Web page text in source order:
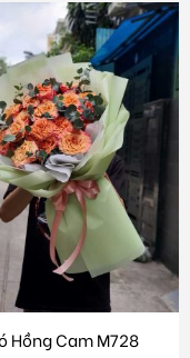
Hồng Cam M728